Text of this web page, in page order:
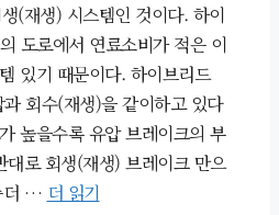
(재생) 시스템인 것이다. 하이
도로에서 연료소비가 적은 이
있기 때문이다. 하이브리드
회수(재생)을 같이하고 있다
높을수록 유압 브레이크의 부
대로 회생(재생) 브레이크 만으
더 … 더 읽기